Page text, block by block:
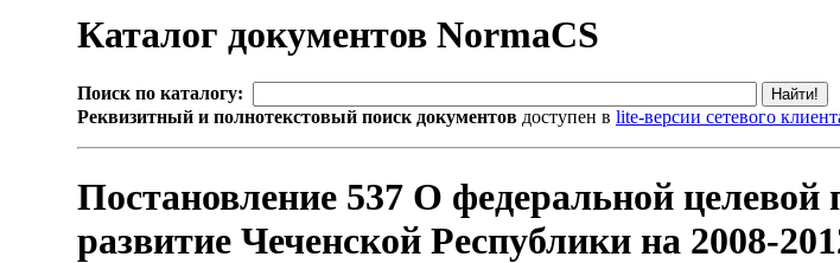
Каталог документов NormaCS
Поиск по каталогу:
Реквизитный и полнотекстовый поиск документов доступен в lite-версии сетевого
Постановление 537 О федеральной
развитие Чеченской Республики на 2008-